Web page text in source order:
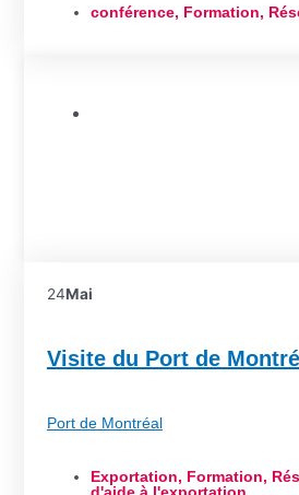
conférence, Formation,
24Mai
Visite du Port de
Port de Montréal
Exportation, Formation,